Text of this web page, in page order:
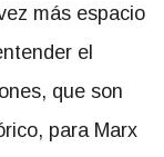
más espacio
el
que son
para Marx